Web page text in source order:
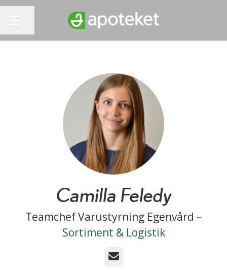
Camilla Feledy
Teamchef Varustyrning Egenvård –
Sortiment & Logistik
E-post